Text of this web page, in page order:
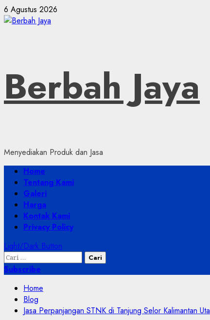
Skip
to
6 Agustus 2026
Berbah Jaya
Menyediakan Produk dan Jasa
Primary
Menu
Home
Tentang Kami
Galeri
Harga
Kontak Kami
Privacy Policy
Light/Dark Button
Cari
untuk:
Subscribe
Home
Blog
Jasa Perpanjangan STNK di Tanjung Selor Kalimantan